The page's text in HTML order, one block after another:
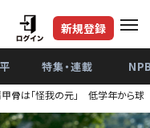
新規登録
特集・連載
骨は「怪我の元」 低学年から球